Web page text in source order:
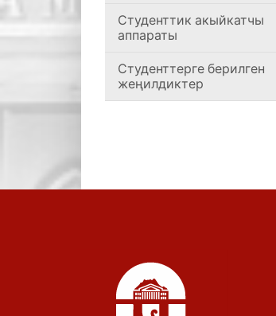
Студенттик акыйкатчы
аппараты
Студенттерге берилген
жеңилдиктер